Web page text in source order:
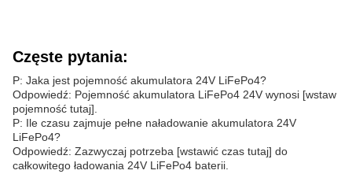
Częste pytania:
P: Jaka jest pojemność akumulatora 24V LiFePo4?
Odpowiedź: Pojemność akumulatora LiFePo4 24V wynosi [wstaw
pojemność tutaj].
P: Ile czasu zajmuje pełne naładowanie akumulatora 24V
LiFePo4?
Odpowiedź: Zazwyczaj potrzeba [wstawić czas tutaj] do
całkowitego ładowania 24V LiFePo4 baterii.